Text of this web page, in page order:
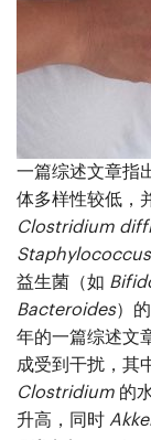
一篇综述文章指
体多样性较低，
Clostridium
益生菌（如
Bacteroides）
年的一篇综述文
成受到干扰，其
Clostridium 的
升高，同时